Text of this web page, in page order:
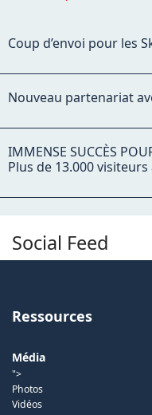
Coup d’envoi pour les
Nouveau partenariat
IMMENSE SUCCÈS
Plus de 13.000
Social Feed
Ressources
Média
">
Photos
Vidéos